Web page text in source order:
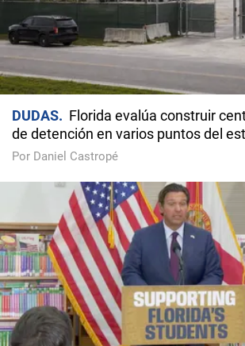
DUDAS
Florida evalúa construir
de detención en varios puntos del
Por Daniel Castropé